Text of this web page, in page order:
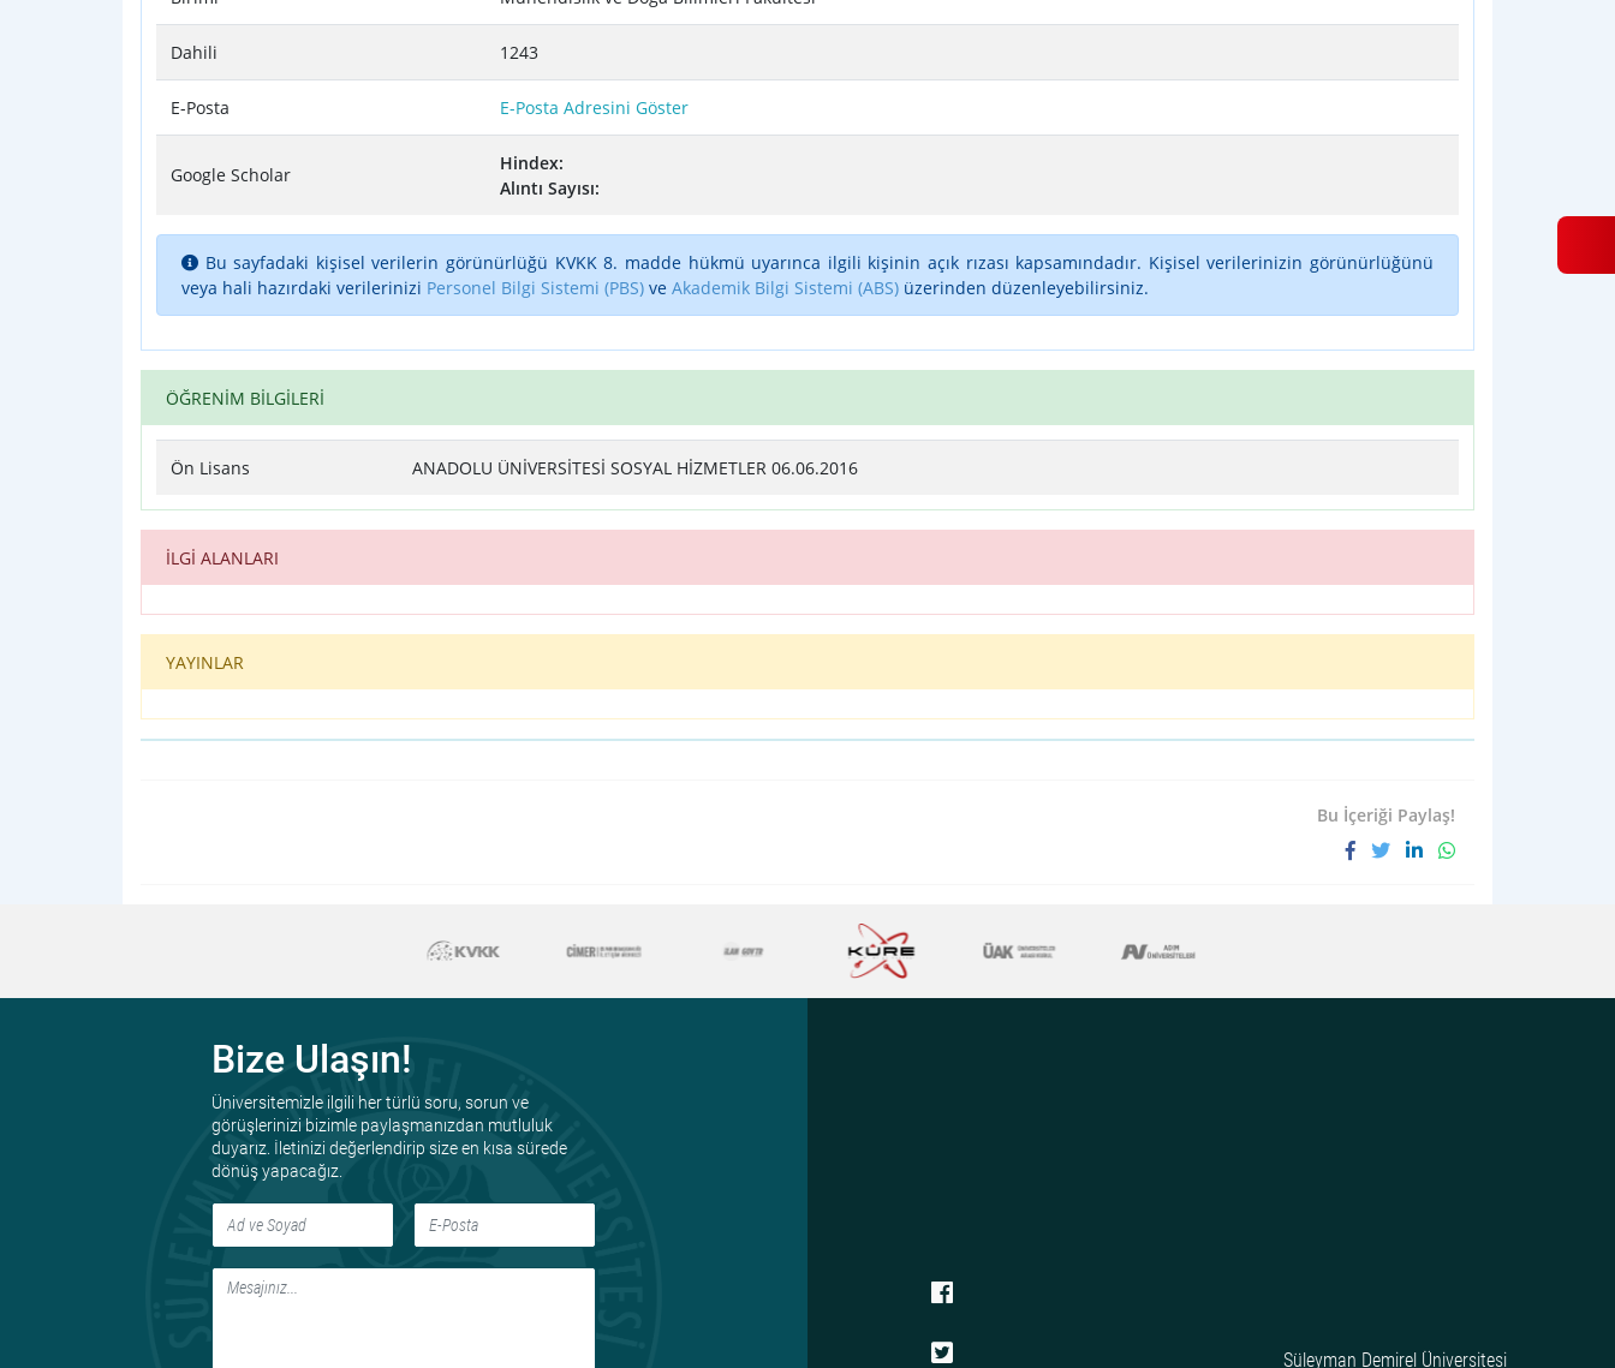
Dahili 1243
E-Posta E-Posta Adresini Göster
Google Scholar
Hindex:
Alıntı Sayısı:
Bu sayfadaki kişisel verilerin görünürlüğü KVKK 8. madde hükmü uyarınca ilgili kişinin açık rızası kapsamındadır. Kişisel verilerinizin görünürlüğünü
veya hali hazırdaki verilerinizi Personel Bilgi Sistemi (PBS) ve Akademik Bilgi Sistemi (ABS) üzerinden düzenleyebilirsiniz.
ÖĞRENİM BİLGİLERİ
Ön Lisans ANADOLU ÜNİVERSİTESİ SOSYAL HİZMETLER 06.06.2016
İLGİ ALANLARI
YAYINLAR
Bu İçeriği Paylaş!
Bize Ulaşın!
Üniversitemizle ilgili her türlü soru, sorun ve
görüşlerinizi bizimle paylaşmanızdan mutluluk
duyarız. İletinizi değerlendirip size en kısa sürede
dönüş yapacağız.
Süleyman Demirel Üniversitesi